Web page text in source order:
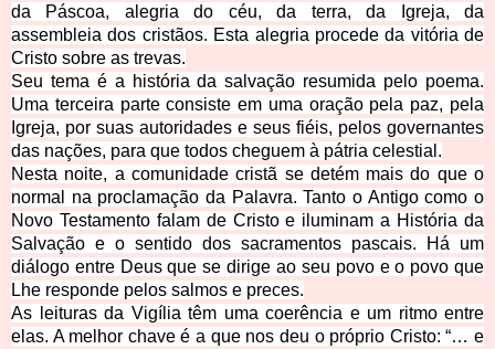
da Páscoa, alegria do céu, da terra, da Igreja, da
assembleia dos cristãos. Esta alegria procede da vitória de
Cristo sobre as trevas.
Seu tema é a história da salvação resumida pelo poema.
Uma terceira parte consiste em uma oração pela paz, pela
Igreja, por suas autoridades e seus fiéis, pelos governantes
das nações, para que todos cheguem à pátria celestial.
Nesta noite, a comunidade cristã se detém mais do que o
normal na proclamação da Palavra. Tanto o Antigo como o
Novo Testamento falam de Cristo e iluminam a História da
Salvação e o sentido dos sacramentos pascais. Há um
diálogo entre Deus que se dirige ao seu povo e o povo que
Lhe responde pelos salmos e preces.
As leituras da Vigília têm uma coerência e um ritmo entre
elas. A melhor chave é a que nos deu o próprio Cristo: “… e